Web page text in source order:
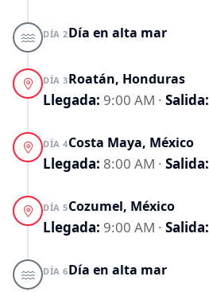
(55) 54 82 82 82
Escríbenos por whatsapp
DÍA 2Día en alta mar
DÍA 3Roatán, Honduras
Llegada: 9:00 AM · Salida:
DÍA 4Costa Maya, México
Llegada: 8:00 AM · Salida:
DÍA 5Cozumel, México
Llegada: 9:00 AM · Salida:
DÍA 6Día en alta mar